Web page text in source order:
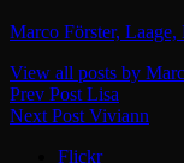
Marco Förster, Laage,
View all posts by
Previous
Post
Prev Post Lisa
Next
Next Post Viviann
Flickr